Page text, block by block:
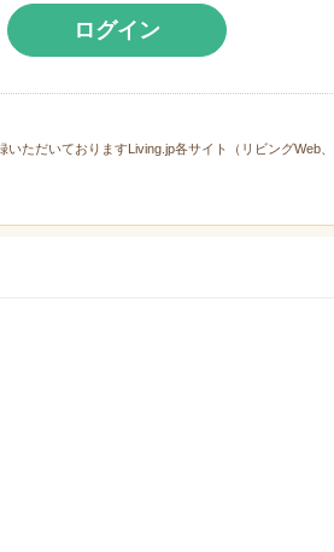
ログイン
ただいておりますLiving.jp各サイト（リビングWeb